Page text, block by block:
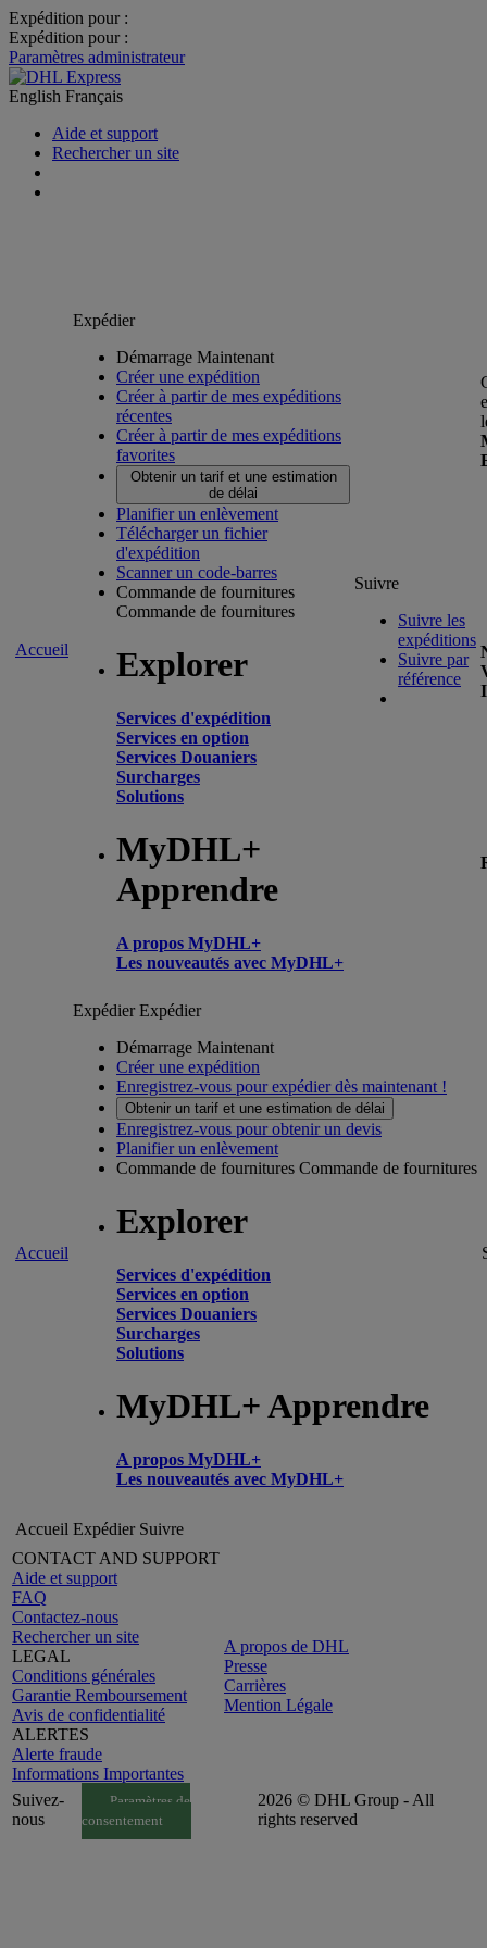
Expédition pour :
Expédition pour :
Paramètres administrateur
English Français
Aide et support
Rechercher un site
Accueil
Expédier
Démarrage Maintenant
Créer une expédition
Créer à partir de mes expéditions
récentes
Créer à partir de mes expéditions
favorites
Obtenir un tarif et une estimation
de délai
Planifier un enlèvement
Télécharger un fichier
d'expédition
Scanner un code-barres
Commande de fournitures
Commande de fournitures
Explorer
Services d'expédition
Services en option
Services Douaniers
Surcharges
Solutions
MyDHL+
Apprendre
A propos MyDHL+
Les nouveautés avec MyDHL+
Suivre
Suivre les
expéditions
Suivre par
référence
Accueil
ExpédierExpédier
Démarrage Maintenant
Créer une expédition
Enregistrez-vous pour expédier dès maintenant !
Obtenir un tarif et une estimation de délai
Enregistrez-vous pour obtenir un devis
Planifier un enlèvement
Commande de fournitures Commande de fournitures
Explorer
Services d'expédition
Services en option
Services Douaniers
Surcharges
Solutions
MyDHL+ Apprendre
A propos MyDHL+
Les nouveautés avec MyDHL+
Accueil Expédier Suivre
CONTACT AND SUPPORT
Aide et support
FAQ
Contactez-nous
Rechercher un site
LEGAL
Conditions générales
Garantie Remboursement
Avis de confidentialité
ALERTES
Alerte fraude
Informations Importantes
A propos de DHL
Presse
Carrières
Mention Légale
Suivez-
nous
Paramètres de
consentement
2026 © DHL Group - All
rights reserved